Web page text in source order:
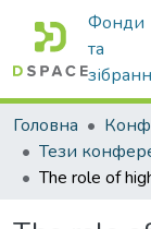
Фонди
та
Головна
Тези